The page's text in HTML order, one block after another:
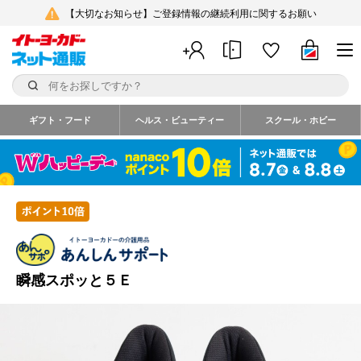
【大切なお知らせ】ご登録情報の継続利用に関するお願い
ギフト・フード ヘルス・ビューティー スクール・ホビー
瞬感スポッと５Ｅ